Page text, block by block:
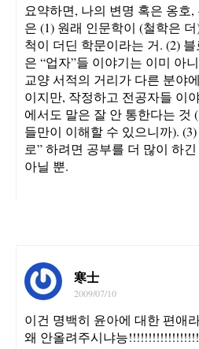
요약하면, 나의 변명 혹은 옹호,
은 (1) 원래 인문학이 (철학은
척이 더딘 학문이라는 거. (2)
은 “업자”들 이야기는 이미 아
교양 서적의 거리가 다른 분야
이지만, 작정하고 전공자들 이
에서도 말은 잘 안 통한다는 것
들만이 이해할 수 있으니까).
로” 하려면 공부를 더 많이 하
아닐 뿐.
寒士
2009/07/10
이건 명백히 윤아에 대한 편애
왜 안올려주시냐능